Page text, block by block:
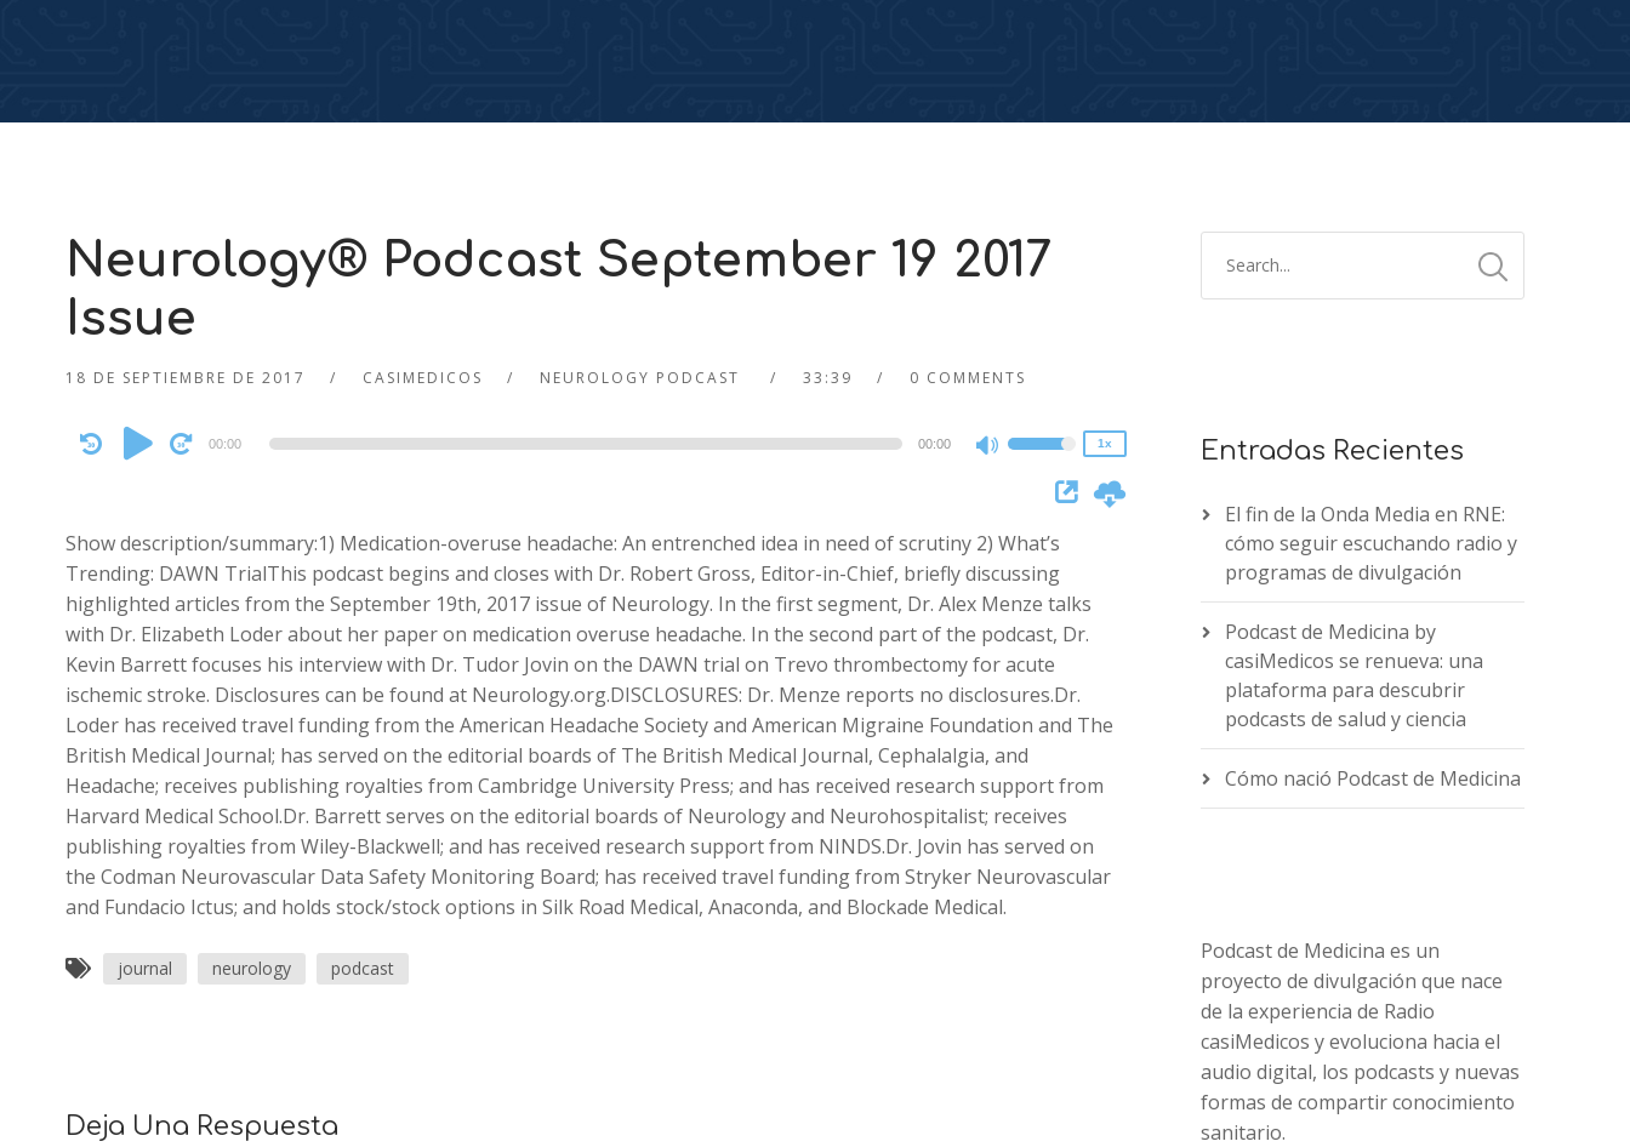
Neurology® Podcast September 19 2017
Issue
18 DE SEPTIEMBRE DE 2017 CASIMEDICOS NEUROLOGY PODCAST 33:39 0 COMMENTS
Audio
Player
00:00 00:00
Use
Up/Down
keys
to
increase
or
decrease
volume.
1x
Show description/summary:1) Medication-overuse headache: An entrenched idea in need of scrutiny 2) What’s
Trending: DAWN TrialThis podcast begins and closes with Dr. Robert Gross, Editor-in-Chief, briefly discussing
highlighted articles from the September 19th, 2017 issue of Neurology. In the first segment, Dr. Alex Menze talks
with Dr. Elizabeth Loder about her paper on medication overuse headache. In the second part of the podcast, Dr.
Kevin Barrett focuses his interview with Dr. Tudor Jovin on the DAWN trial on Trevo thrombectomy for acute
ischemic stroke. Disclosures can be found at Neurology.org.DISCLOSURES: Dr. Menze reports no disclosures.Dr.
Loder has received travel funding from the American Headache Society and American Migraine Foundation and The
British Medical Journal; has served on the editorial boards of The British Medical Journal, Cephalalgia, and
Headache; receives publishing royalties from Cambridge University Press; and has received research support from
Harvard Medical School.Dr. Barrett serves on the editorial boards of Neurology and Neurohospitalist; receives
publishing royalties from Wiley-Blackwell; and has received research support from NINDS.Dr. Jovin has served on
the Codman Neurovascular Data Safety Monitoring Board; has received travel funding from Stryker Neurovascular
and Fundacio Ictus; and holds stock/stock options in Silk Road Medical, Anaconda, and Blockade Medical.
journal neurology podcast
Deja Una Respuesta
Entradas Recientes
El fin de la Onda Media en RNE:
cómo seguir escuchando radio y
programas de divulgación
Podcast de Medicina by
casiMedicos se renueva: una
plataforma para descubrir
podcasts de salud y ciencia
Cómo nació Podcast de Medicina
Podcast de Medicina es un
proyecto de divulgación que nace
de la experiencia de Radio
casiMedicos y evoluciona hacia el
audio digital, los podcasts y nuevas
formas de compartir conocimiento
sanitario.